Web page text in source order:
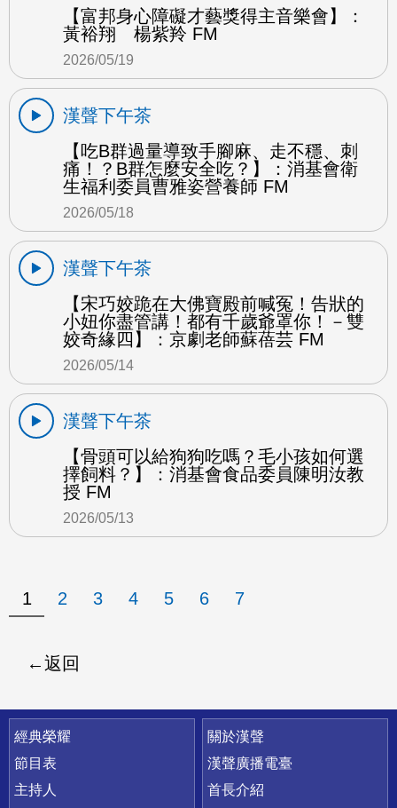
【富邦身心障礙才藝獎得主音樂會】：
黃裕翔 楊紫羚 FM
2026/05/19
漢聲下午茶
【吃B群過量導致手腳麻、走不穩、刺
痛！？B群怎麼安全吃？】：消基會衛
生福利委員曹雅姿營養師 FM
2026/05/18
漢聲下午茶
【宋巧姣跪在大佛寶殿前喊冤！告狀的
小妞你盡管講！都有千歲爺罩你！－雙
姣奇緣四】：京劇老師蘇蓓芸 FM
2026/05/14
漢聲下午茶
【骨頭可以給狗狗吃嗎？毛小孩如何選
擇飼料？】：消基會食品委員陳明汝教
授 FM
2026/05/13
1 2 3 4 5 6 7
返回
快速連結
經典榮耀
節目表
主持人
關於漢聲
漢聲廣播電臺
首長介紹